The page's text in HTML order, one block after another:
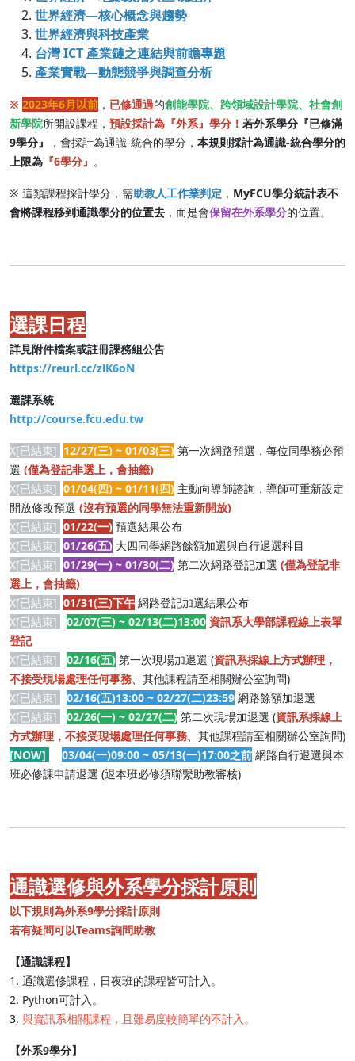
世界經濟—核心概念與趨勢
世界經濟與科技產業
台灣 ICT 產業鏈之連結與前瞻專題
產業實戰—動態競爭與調查分析
※ 2023年6月以前 ， 已修通過的創能學院、跨領域設計學院、社會創
新學院所開設課程， 預設採計為『外系』學分！ 若外系學分『已修滿
9學分』
，會採計為通識-統合的學分， 本規則採計為通識-統合學分的
上限為 『6學分』 。
※ 這類課程採計學分，需助教人工作業判定 ， MyFCU學分統計表不
會將課程移到通識學分的位置去 ，而是會保留在外系學分的位置。
選課日程
詳見附件檔案或註冊課務組公告
https://reurl.cc/zlK6oN
選課系統
http://course.fcu.edu.tw
X[已結束] 12/27(三) ~ 01/03(三) 第一次網路預選，每位同學務必預
選 (僅為登記非選上，會抽籤)
X[已結束] 01/04(四) ~ 01/11(四) 主動向導師諮詢，導師可重新設定
開放修改預選 (沒有預選的同學無法重新開放)
X[已結束] 01/22(一) 預選結果公布
X[已結束] 01/26(五) 大四同學網路餘額加選與自行退選科目
X[已結束] 01/29(一) ~ 01/30(二) 第二次網路登記加選 (僅為登記非
選上，會抽籤)
X[已結束] 01/31(三)下午 網路登記加選結果公布
X[已結束]
02/07(三) ~ 02/13(二)13:00 資訊系大學部課程線上表單
登記
X[已結束]
02/16(五) 第一次現場加退選 (資訊系採線上方式辦理，
不接受現場處理任何事務、其他課程請至相關辦公室詢問)
X[已結束]
02/16(五)13:00 ~ 02/27(二)23:59 網路餘額加退選
X[已結束]
02/26(一) ~ 02/27(二) 第二次現場加退選 (資訊系採線上
方式辦理，不接受現場處理任何事務、其他課程請至相關辦公室詢問)
[NOW]
03/04(一)09:00 ~ 05/13(一)17:00之前 網路自行退選與本
班必修課申請退選 (退本班必修須聯繫助教審核)
通識選修與外系學分採計原則
以下規則為外系9學分採計原則
若有疑問可以Teams詢問助教
【通識課程】
1. 通識選修課程，日夜班的課程皆可計入。
2. Python可計入。
3. 與資訊系相關課程，且難易度較簡單的不計入。
【外系9學分】